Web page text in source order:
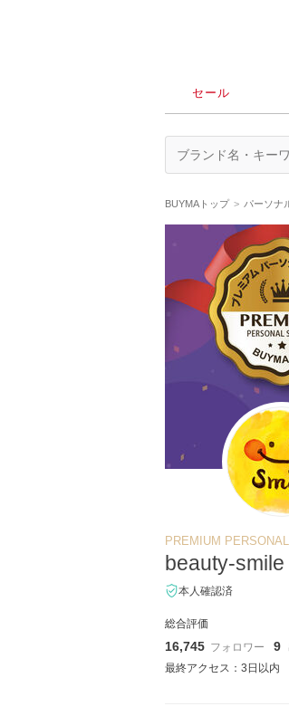
セール
BUYMAトップ パーソナ
PREMIUM
beauty-smile
本人確認済
総合評価
16,745 フォロワー 9
最終アクセス：3日以内